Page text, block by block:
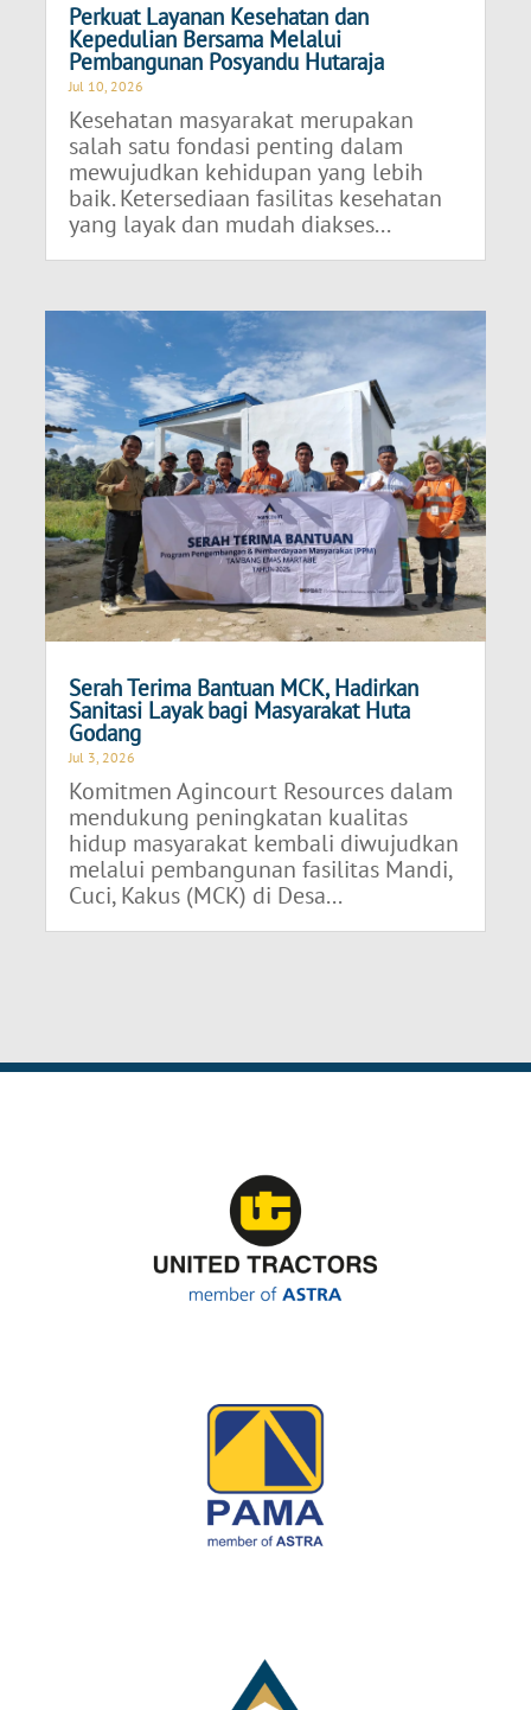
Perkuat Layanan Kesehatan dan
Kepedulian Bersama Melalui
Pembangunan Posyandu Hutaraja
Jul 10, 2026
Kesehatan masyarakat merupakan
salah satu fondasi penting dalam
mewujudkan kehidupan yang lebih
baik. Ketersediaan fasilitas kesehatan
yang layak dan mudah diakses...
Serah Terima Bantuan MCK, Hadirkan
Sanitasi Layak bagi Masyarakat Huta
Godang
Jul 3, 2026
Komitmen Agincourt Resources dalam
mendukung peningkatan kualitas
hidup masyarakat kembali diwujudkan
melalui pembangunan fasilitas Mandi,
Cuci, Kakus (MCK) di Desa...